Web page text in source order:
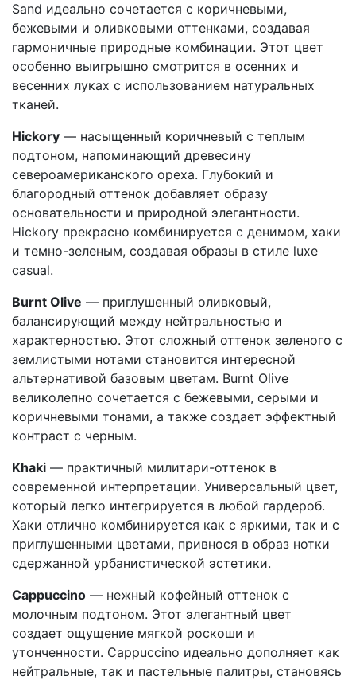
Sand идеально сочетается с коричневыми,
бежевыми и оливковыми оттенками, создавая
гармоничные природные комбинации. Этот цвет
особенно выигрышно смотрится в осенних и
весенних луках с использованием натуральных
тканей.
Hickory — насыщенный коричневый с теплым
подтоном, напоминающий древесину
североамериканского ореха. Глубокий и
благородный оттенок добавляет образу
основательности и природной элегантности.
Hickory прекрасно комбинируется с денимом, хаки
и темно-зеленым, создавая образы в стиле luxe
casual.
Burnt Olive — приглушенный оливковый,
балансирующий между нейтральностью и
характерностью. Этот сложный оттенок зеленого с
землистыми нотами становится интересной
альтернативой базовым цветам. Burnt Olive
великолепно сочетается с бежевыми, серыми и
коричневыми тонами, а также создает эффектный
контраст с черным.
Khaki — практичный милитари-оттенок в
современной интерпретации. Универсальный цвет,
который легко интегрируется в любой гардероб.
Хаки отлично комбинируется как с яркими, так и с
приглушенными цветами, привнося в образ нотки
сдержанной урбанистической эстетики.
Cappuccino — нежный кофейный оттенок с
молочным подтоном. Этот элегантный цвет
создает ощущение мягкой роскоши и
утонченности. Cappuccino идеально дополняет как
нейтральные, так и пастельные палитры, становясь